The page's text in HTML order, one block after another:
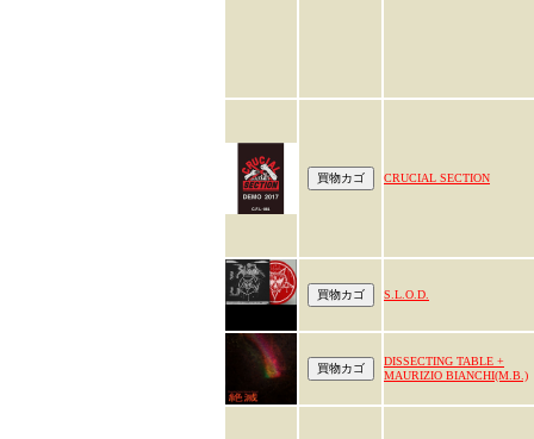
CRUCIAL SECTION
S.L.O.D.
DISSECTING TABLE +
MAURIZIO BIANCHI(M.B.)